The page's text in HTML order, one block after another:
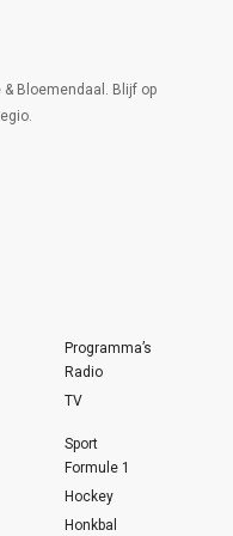
Bloemendaal. Blijf op
Programma’s
Radio
TV
Sport
Formule 1
Hockey
Honkbal